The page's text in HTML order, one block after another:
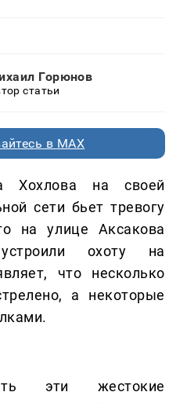
Горюнов
статьи
в MAX
Хохлова на своей
сети бьет тревогу
на улице Аксакова
охоту на
что несколько
а некоторые
эти жестокие